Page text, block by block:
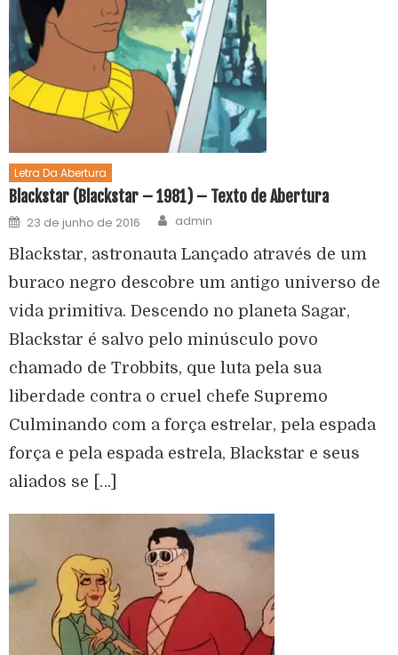
Letra Da Abertura
Blackstar (Blackstar – 1981) – Texto de Abertura
23 de junho de 2016 admin
Blackstar, astronauta Lançado através de um
buraco negro descobre um antigo universo de
vida primitiva. Descendo no planeta Sagar,
Blackstar é salvo pelo minúsculo povo
chamado de Trobbits, que luta pela sua
liberdade contra o cruel chefe Supremo
Culminando com a força estrelar, pela espada
força e pela espada estrela, Blackstar e seus
aliados se […]